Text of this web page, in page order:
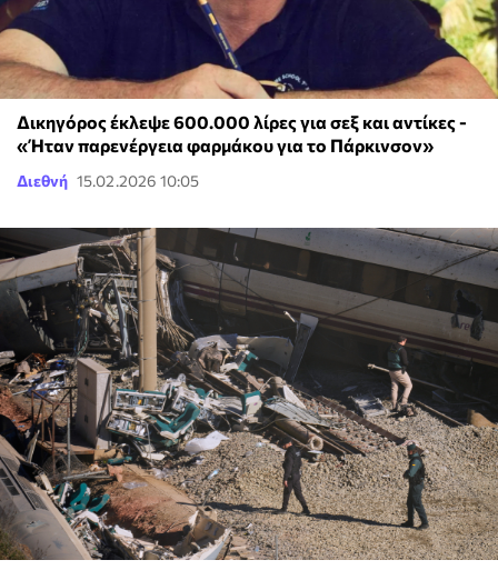
Δικηγόρος έκλεψε 600.000 λίρες για σεξ και αντίκες -
«Ήταν παρενέργεια φαρμάκου για το Πάρκινσον»
Διεθνή 15.02.2026 10:05